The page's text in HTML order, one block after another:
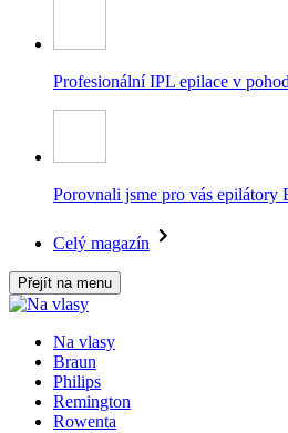
Profesionální IPL epilace v
Porovnali jsme pro vás
Celý magazín
Přejít na menu
Na vlasy
Braun
Philips
Remington
Rowenta